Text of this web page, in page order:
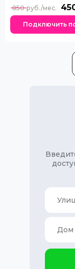
850
Подключить